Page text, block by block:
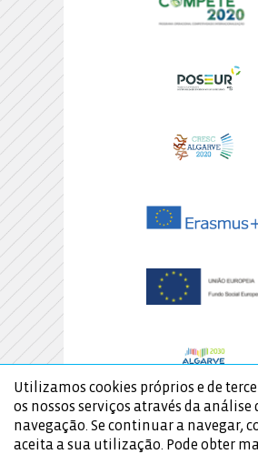
Utilizamos cookies próprios e de
os nossos serviços através da análise
navegação. Se continuar a navegar,
aceita a sua utilização. Pode obter